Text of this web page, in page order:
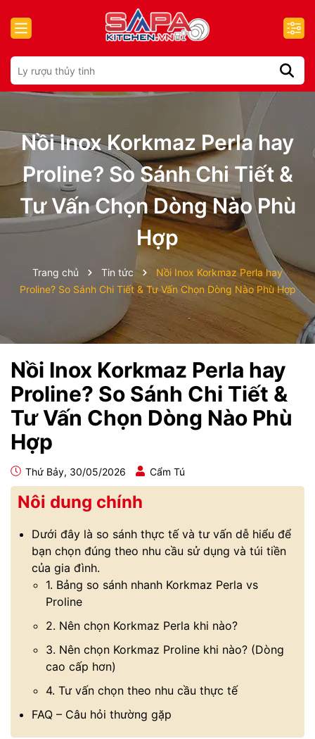
Nồi Inox Korkmaz Perla hay
Proline? So Sánh Chi Tiết &
Tư Vấn Chọn Dòng Nào Phù
Hợp
Trang chủ Tin tức
Nồi Inox Korkmaz Perla hay
Proline? So Sánh Chi Tiết & Tư Vấn Chọn Dòng Nào Phù Hợp
Nồi Inox Korkmaz Perla hay
Proline? So Sánh Chi Tiết &
Tư Vấn Chọn Dòng Nào Phù
Hợp
Thứ Bảy, 30/05/2026 Cẩm Tú
Nôi dung chính
Dưới đây là so sánh thực tế và tư vấn dễ hiểu để
bạn chọn đúng theo nhu cầu sử dụng và túi tiền
của gia đình.
1. Bảng so sánh nhanh Korkmaz Perla vs
Proline
2. Nên chọn Korkmaz Perla khi nào?
3. Nên chọn Korkmaz Proline khi nào? (Dòng
cao cấp hơn)
4. Tư vấn chọn theo nhu cầu thực tế
FAQ – Câu hỏi thường gặp